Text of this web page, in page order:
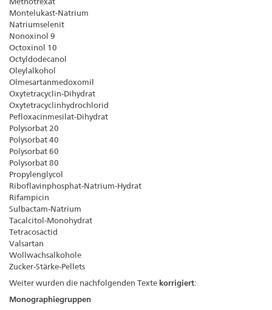
Montelukast-Natrium
Natriumselenit
Nonoxinol 9
Octoxinol 10
Octyldodecanol
Oleylalkohol
Olmesartanmedoxomil
Oxytetracyclin-Dihydrat
Oxytetracyclinhydrochlorid
Pefloxacinmesilat-Dihydrat
Polysorbat 20
Polysorbat 40
Polysorbat 60
Polysorbat 80
Propylenglycol
Riboflavinphosphat-Natrium-Hydrat
Rifampicin
Sulbactam-Natrium
Tacalcitol-Monohydrat
Tetracosactid
Valsartan
Wollwachsalkohole
Zucker-Stärke-Pellets
Weiter wurden die nachfolgenden Texte korrigiert:
Monographiegruppen